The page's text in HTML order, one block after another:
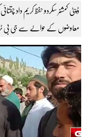
ڈپٹی کمشنر سکردو حفظ کریم داد
معاوضوں کے حوالے سے جی بی
افضل روندو